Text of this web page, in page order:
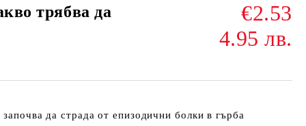
трябва да
€2.53
4.95 лв.
да страда от епизодични болки в гърба